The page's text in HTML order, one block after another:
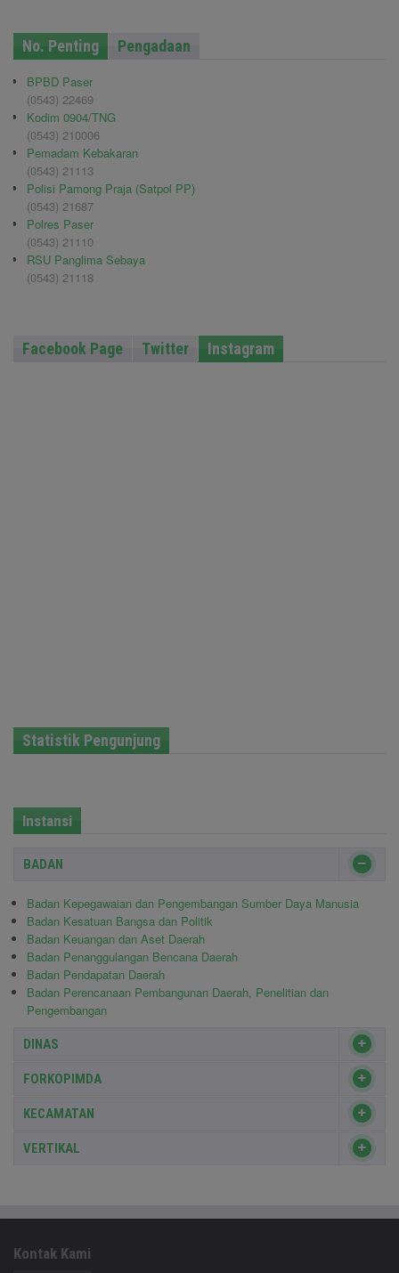
No. Penting Pengadaan
BPBD Paser
(0543) 22469
Kodim 0904/TNG
(0543) 210006
Pemadam Kebakaran
(0543) 21113
Polisi Pamong Praja (Satpol PP)
(0543) 21687
Polres Paser
(0543) 21110
RSU Panglima Sebaya
(0543) 21118
Facebook Page Twitter Instagram
Statistik Pengunjung
Instansi
BADAN
Badan Kepegawaian dan Pengembangan Sumber Daya Manusia
Badan Kesatuan Bangsa dan Politik
Badan Keuangan dan Aset Daerah
Badan Penanggulangan Bencana Daerah
Badan Pendapatan Daerah
Badan Perencanaan Pembangunan Daerah, Penelitian dan
Pengembangan
DINAS
FORKOPIMDA
KECAMATAN
VERTIKAL
Kontak Kami